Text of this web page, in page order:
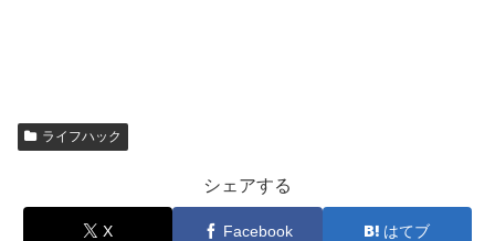
ライフハック
シェアする
X Facebook はてブ